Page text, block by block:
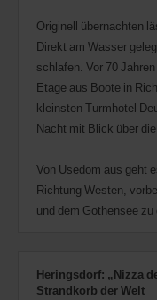
Originell übernachten
Direkt am Wasser
schlafen. Vor 70
Etage aus Boote in
kleinsten Turmhotel
Nacht mit Blick über
Von Usedom aus geht
Richtung Westen,
und dem Gothensee zu
Heringsdorf: „Nizza
Strandkorb der Welt